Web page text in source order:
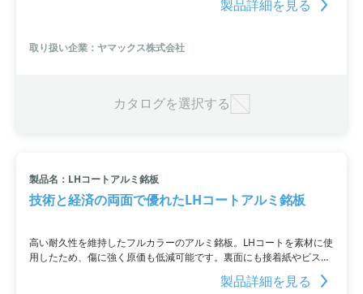
を紹介。特に写真印刷技術の発達について詳しく解説しています。詳
製品詳細を見る
取り扱い企業：ヤマックス株式会社
カタログを選択する
製品名：LHコートアルミ銘板
技術と経済の両面で優れたLHコートアルミ銘板
高い耐久性を維持したフルカラーのアルミ銘板。LHコートを素材に使
用したため、傷に強く原価も低減可能です。裏面にも接着紙やビス穴
加工が可能で、様々な工作機械に取り付けることができます。低環境
負荷で短納期な納品も可能ですので、フルカラーの銘板をお探しの企
製品詳細を見る